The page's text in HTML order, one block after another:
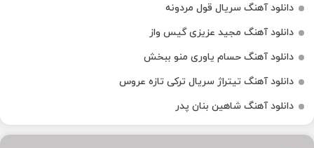
دانلود آهنگ سریال قول مردونه
دانلود آهنگ مجید عزیزی گیس واز
دانلود آهنگ حسام یاوری منو ببخش
دانلود آهنگ تیتراژ سریال ترکی تازه عروس
دانلود آهنگ شاهین بنان پدر